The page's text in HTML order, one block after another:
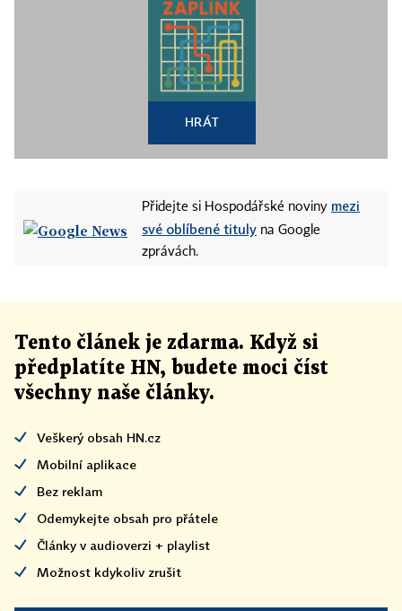
HRÁT
Přidejte si Hospodářské noviny mezi
své oblíbené tituly na Google
zprávách.
Tento článek je zdarma. Když si
předplatíte HN, budete moci číst
všechny naše články.
Veškerý obsah HN.cz
Mobilní aplikace
Bez reklam
Odemykejte obsah pro přátele
Články v audioverzi + playlist
Možnost kdykoliv zrušit